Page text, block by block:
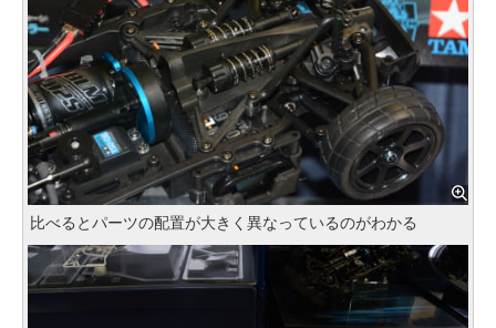
比べるとパーツの配置が大きく異なっているのがわかる